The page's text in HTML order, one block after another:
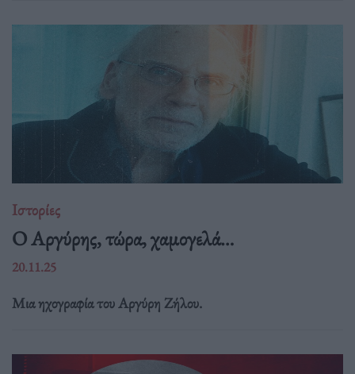
Ιστορίες
Ο Αργύρης, τώρα, χαμογελά…
20.11.25
Μια ηχογραφία του Αργύρη Ζήλου.